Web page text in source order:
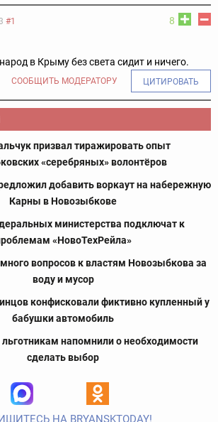
8
#1
в Крыму без света сидит и ничего.
СООБЩИТЬ МОДЕРАТОРУ ЦИТИРОВАТЬ
призвал тиражировать опыт
«серебряных» волонтёров
добавить воркаут на набережную
Карны в Новозыбкове
министерства подключат к
«НовоТехРейла»
вопросов к властям Новозыбкова за
воду и мусор
конфисковали фиктивно купленный у
бабушки автомобиль
напомнили о необходимости
сделать выбор
НА BRYANSKTODAY!